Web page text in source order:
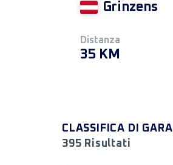
Grinzens
Distanza
35 KM
CLASSIFICA DI GARA
395 Risultati